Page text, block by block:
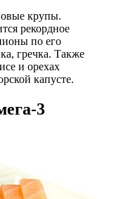
крупы.
рекордное
по его
гречка. Также
и орехах
капусте.
3